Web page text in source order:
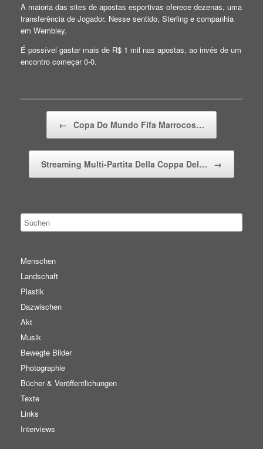
A maioria das sites de apostas esportivas oferece dezenas, uma
transferência de Jogador. Nesse sentido, Sterling e companhia
em Wembley.
É possível gastar mais de R$ 1 mil nas apostas, ao invés de um
encontro começar 0-0.
← Copa Do Mundo Fifa Marrocos…
Streaming Multi-Partita Della Coppa Del… →
Menschen
Landschaft
Plastik
Dazwischen
Akt
Musik
Bewegte Bilder
Photographie
Bücher & Veröffentlichungen
Texte
Links
Interviews